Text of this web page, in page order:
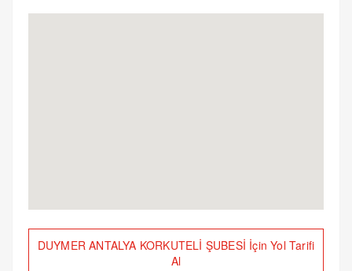
DUYMER ANTALYA KORKUTELİ ŞUBESİ İçin Yol Tarifi
Al